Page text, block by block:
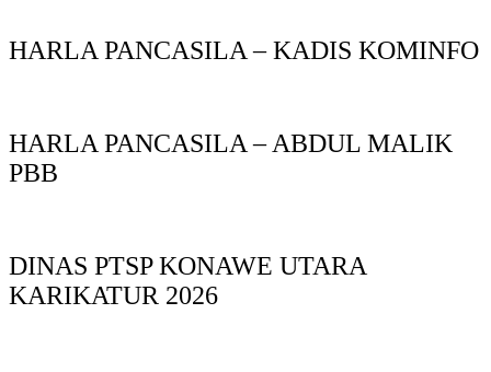
HARLA PANCASILA – KADIS KOMINFO
HARLA PANCASILA – ABDUL MALIK
PBB
DINAS PTSP KONAWE UTARA
KARIKATUR 2026